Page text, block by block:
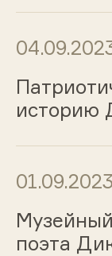
историю
01.09.2023
поэта